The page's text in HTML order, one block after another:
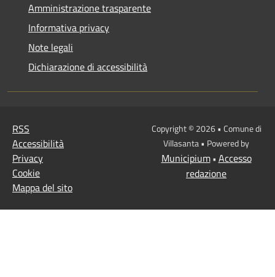
Amministrazione trasparente
Informativa privacy
Note legali
Dichiarazione di accessibilità
RSS
Accessibilità
Privacy
Cookie
Mappa del sito
Copyright © 2026 • Comune di
Villasanta • Powered by
Municipium• Accesso
redazione